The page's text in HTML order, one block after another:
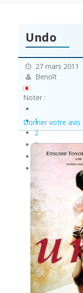
Undo
27 mars 2011
Benoît
Noter :
1
2
3
5
Donner votre avis